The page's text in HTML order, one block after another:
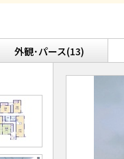
外観･パース(13)